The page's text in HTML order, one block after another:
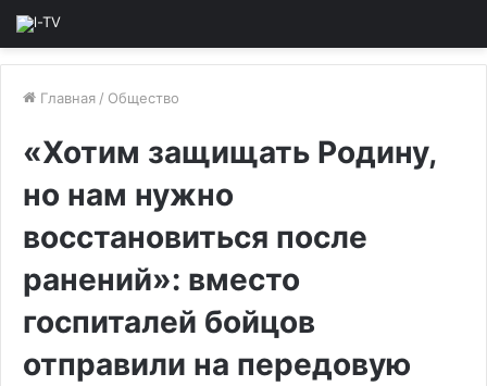
Главная / Общество
«Хотим защищать Родину,
но нам нужно
восстановиться после
ранений»: вместо
госпиталей бойцов
отправили на передовую